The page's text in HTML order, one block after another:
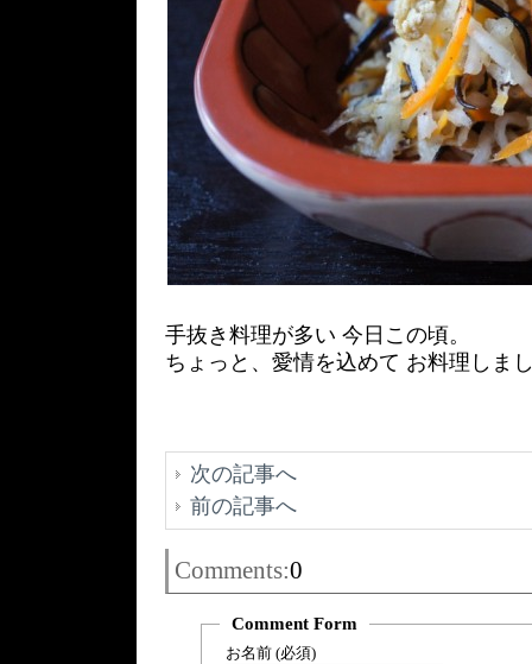
手抜き料理が多い 今日この頃。
ちょっと、愛情を込めて お料理しま
次の記事へ
前の記事へ
Comments:0
Comment Form
お名前 (必須)